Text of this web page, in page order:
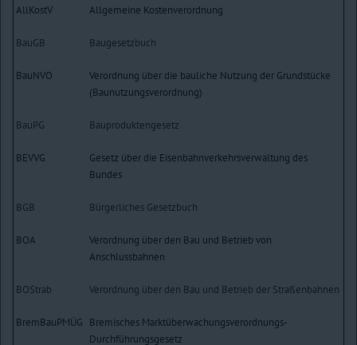
AllKostV Allgemeine Kostenverordnung
BauGB Baugesetzbuch
BauNVO
Verordnung über die bauliche Nutzung der Grundstücke
(Baunutzungsverordnung)
BauPG Bauproduktengesetz
BEVVG
Gesetz über die Eisenbahnverkehrsverwaltung des
Bundes
BGB Bürgerliches Gesetzbuch
BOA
Verordnung über den Bau und Betrieb von
Anschlussbahnen
BOStrab Verordnung über den Bau und Betrieb der Straßenbahnen
BremBauPMÜG Bremisches Marktüberwachungsverordnungs-
Durchführungsgesetz